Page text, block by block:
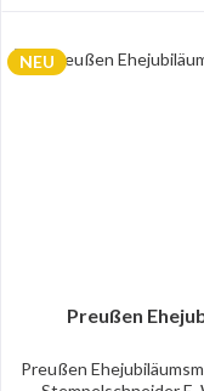
NEU
Preußen
Preußen